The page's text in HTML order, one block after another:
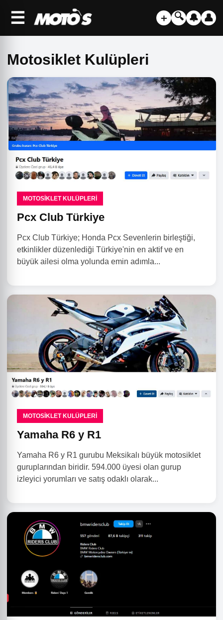
☰ ＋ 🔍 🔔 👤
Motosiklet Kulüpleri
MOTOSIKLET KULÜPLERI
Pcx Club Türkiye
Pcx Club Türkiye; Honda Pcx Sevenlerin birleştiği,
etkinlikler düzenlediği Türkiye'nin en aktif ve en
büyük ailesi olma yolunda emin adımla...
MOTOSIKLET KULÜPLERI
Yamaha R6 y R1
Yamaha R6 y R1 gurubu Meksikalı büyük motosiklet
guruplarından biridir. 594.000 üyesi olan gurup
izleyici yorumları ve satış odaklı olarak...